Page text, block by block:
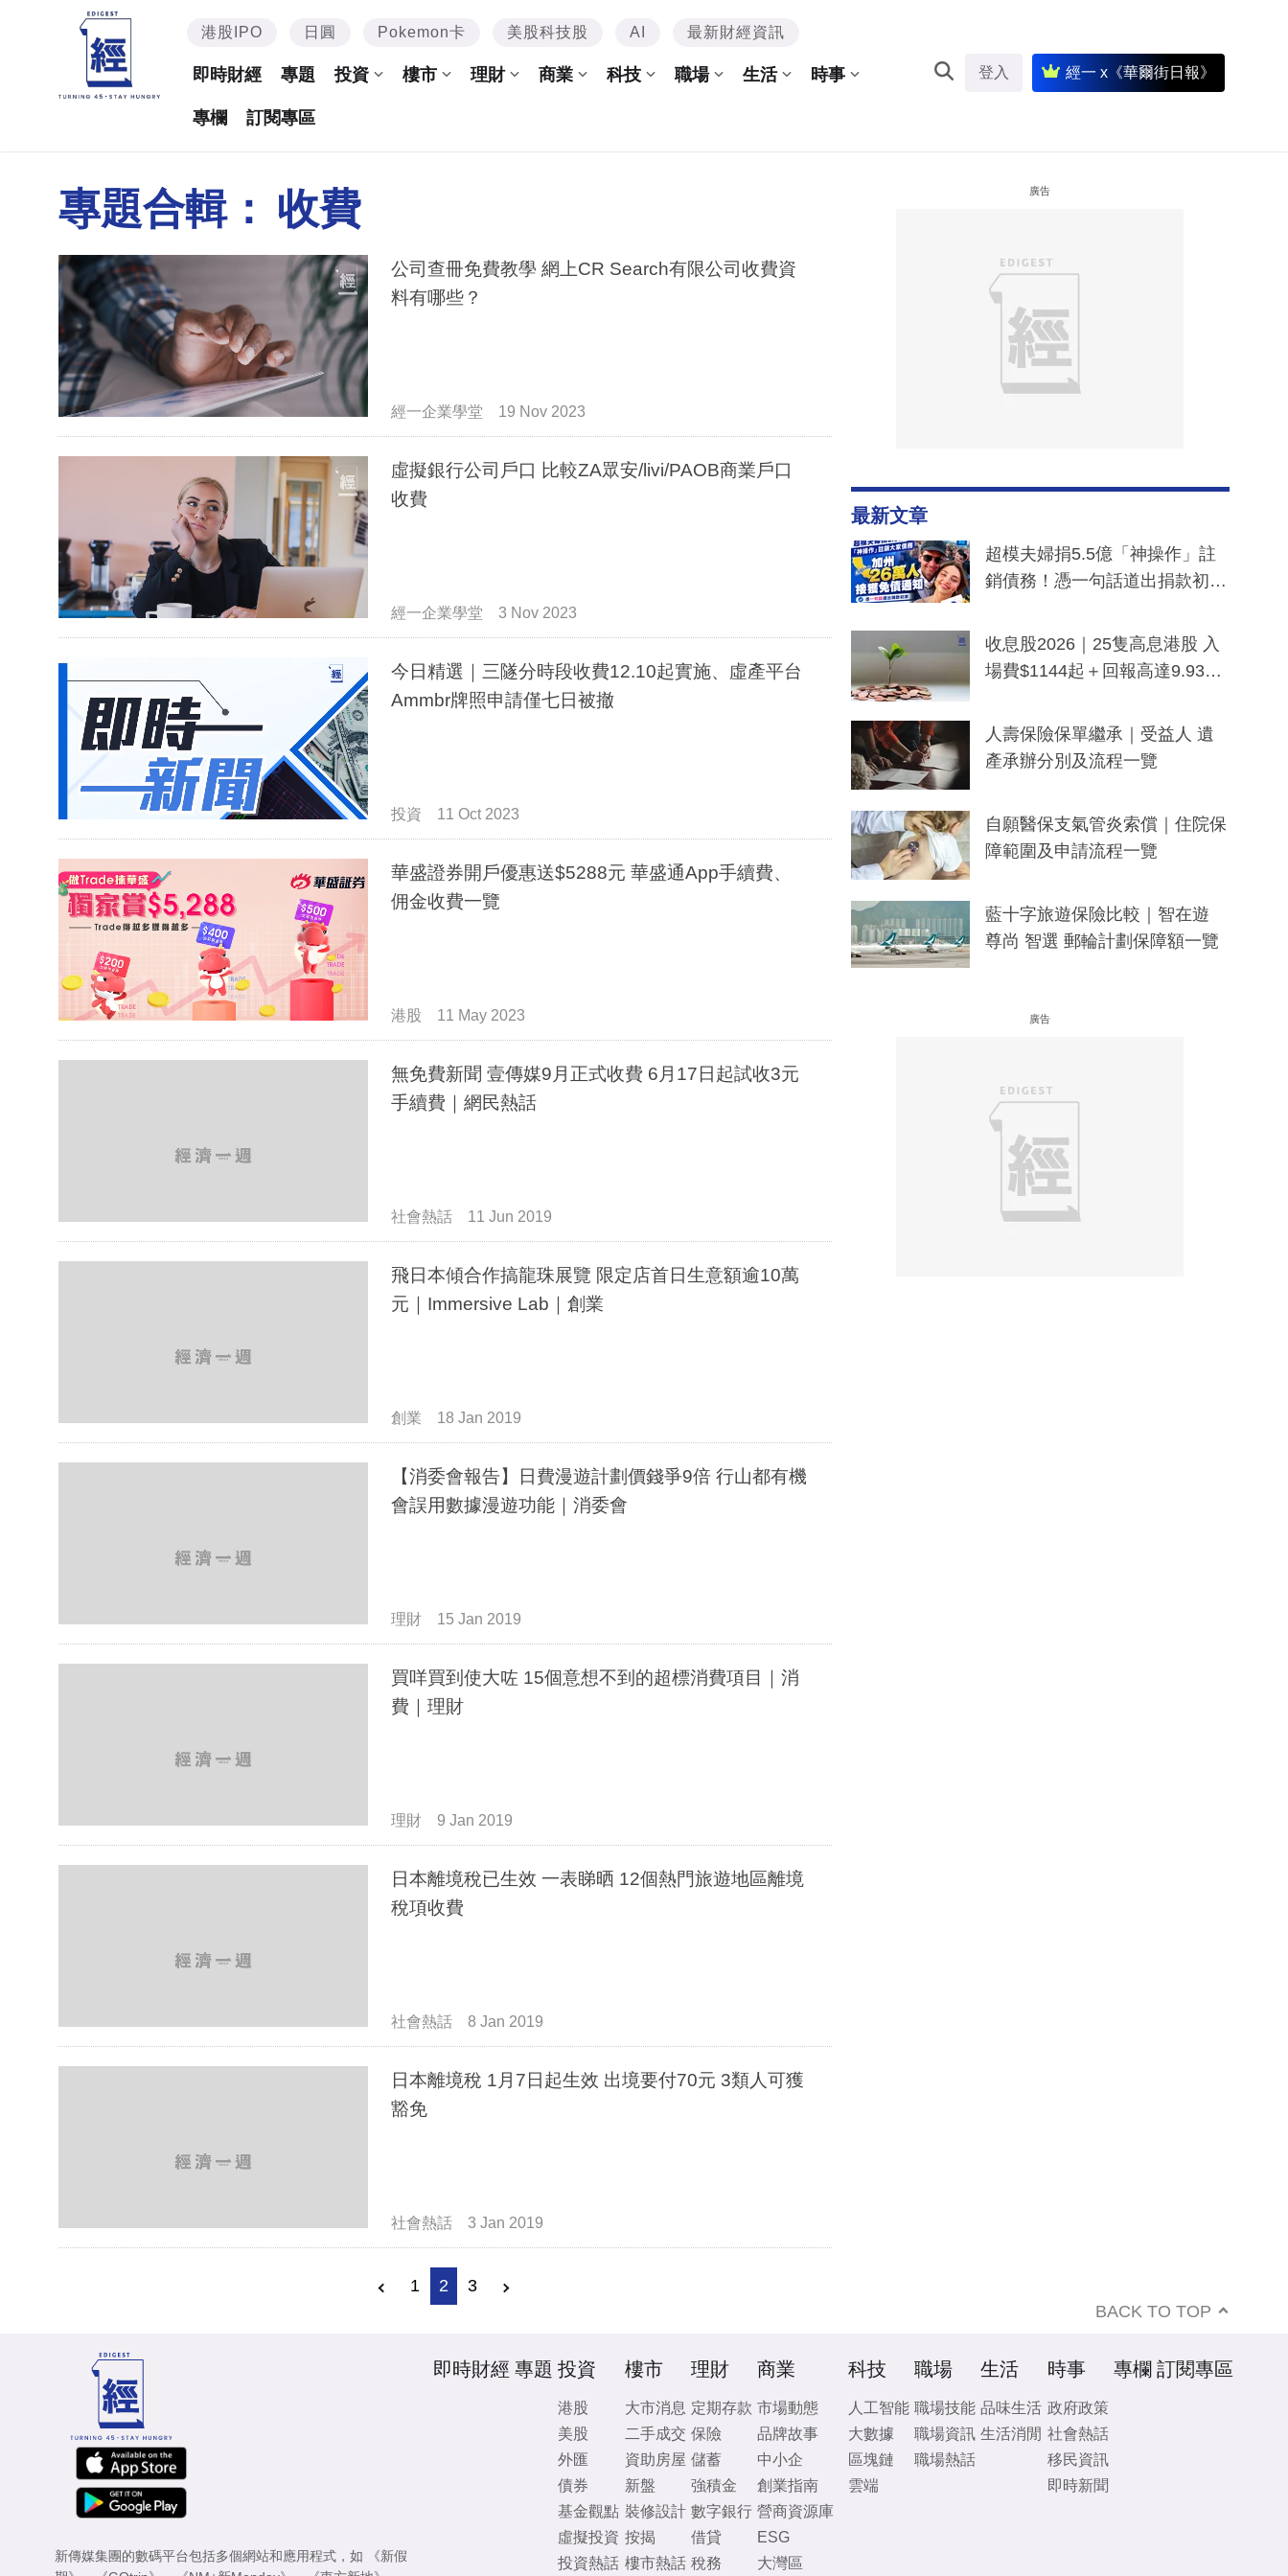
港股IPO 日圓 Pokemon卡 美股科技股 AI 最新財經資訊
即時財經 專題 投資 樓市 理財 商業 科技 職場 生活 時事
專欄 訂閱專區
登入 經一 x《華爾街日報》
專題合輯： 收費
公司查冊免費教學 網上CR Search有限公司收費資
料有哪些？
經一企業學堂 19 Nov 2023
虛擬銀行公司戶口 比較ZA眾安/livi/PAOB商業戶口
收費
經一企業學堂 3 Nov 2023
今日精選｜三隧分時段收費12.10起實施、虛產平台
Ammbr牌照申請僅七日被撤
投資 11 Oct 2023
華盛證券開戶優惠送$5288元 華盛通App手續費、
佣金收費一覽
港股 11 May 2023
無免費新聞 壹傳媒9月正式收費 6月17日起試收3元
手續費｜網民熱話
社會熱話 11 Jun 2019
飛日本傾合作搞龍珠展覽 限定店首日生意額逾10萬
元｜Immersive Lab｜創業
創業 18 Jan 2019
【消委會報告】日費漫遊計劃價錢爭9倍 行山都有機
會誤用數據漫遊功能｜消委會
理財 15 Jan 2019
買咩買到使大咗 15個意想不到的超標消費項目｜消
費｜理財
理財 9 Jan 2019
日本離境稅已生效 一表睇晒 12個熱門旅遊地區離境
稅項收費
社會熱話 8 Jan 2019
日本離境稅 1月7日起生效 出境要付70元 3類人可獲
豁免
社會熱話 3 Jan 2019
1 2 3
廣告
最新文章
超模夫婦捐5.5億「神操作」註
銷債務！憑一句話道出捐款初
一度被誤當詐騙手段
收息股2026｜25隻高息港股 入
場費$1144起＋回報高達9.93
人壽保險保單繼承｜受益人 遺
產承辦分別及流程一覽
自願醫保支氣管炎索償｜住院保
障範圍及申請流程一覽
藍十字旅遊保險比較｜智在遊
尊尚 智選 郵輪計劃保障額一覽
廣告
BACK TO TOP
新傳媒集團的數碼平台包括多個網站和應用程式，如
《新假
即時財經 專題 投資
港股
美股
外匯
債券
基金觀點
虛擬投資
投資熱話
樓市
大市消息
二手成交
資助房屋
新盤
裝修設計
按揭
樓市熱話
理財
定期存款
保險
儲蓄
強積金
數字銀行
借貸
稅務
商業
市場動態
品牌故事
中小企
創業指南
營商資源庫
ESG
大灣區
科技
人工智能
大數據
區塊鏈
雲端
職場
職場技能
職場資訊
職場熱話
生活
品味生活
生活消閒
時事
政府政策
社會熱話
移民資訊
即時新聞
專欄 訂閱專區